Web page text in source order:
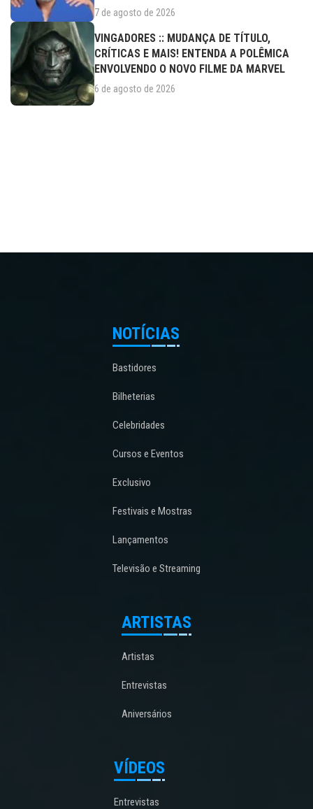
7 de agosto de 2026
VINGADORES :: MUDANÇA DE TÍTULO,
CRÍTICAS E MAIS! ENTENDA A POLÊMICA
ENVOLVENDO O NOVO FILME DA MARVEL
6 de agosto de 2026
NOTÍCIAS
Bastidores
Bilheterias
Celebridades
Cursos e Eventos
Exclusivo
Festivais e Mostras
Lançamentos
Televisão e Streaming
ARTISTAS
Artistas
Entrevistas
Aniversários
VÍDEOS
Entrevistas